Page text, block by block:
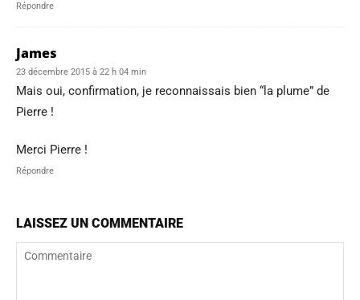
Répondre
James
23 décembre 2015 à 22 h 04 min
Mais oui, confirmation, je reconnaissais bien “la plume” de
Pierre !
Merci Pierre !
Répondre
LAISSEZ UN COMMENTAIRE